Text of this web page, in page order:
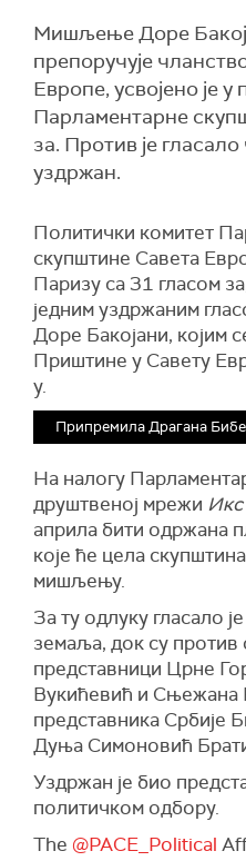
Мишљење Доре
препоручује
Европе, усвојено је
Парламентарне
за. Против је
уздржан.
Политички комитет
скупштине Савета
Паризу са 31 гласом
једним уздржаним
Доре Бакојани, којим
Приштине у Савету
у.
Припремила Драгана
На налогу
друштвеној мрежи Икс
априла бити одржана
које ће цела
мишљењу.
За ту одлуку гласало
земаља, док су против
представници Црне
Вукићевић и Сњежана
представника Србије
Дуња Симоновић
Уздржан је био
политичком одбору.
The @PACE_Political